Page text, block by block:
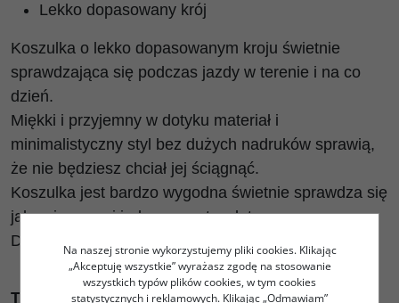
Lekko dopasowany krój
Koszulka o lekko dopasowanym kroju świetnie
sprawdzająca się podczas jazdy w terenie i na co
dzień.
Miękki i przyjemny w dotyku materiał i
minimalistyczny styl bez dużych nadruków sprawią,
że nie będziesz chciał jej ściągnąć.
Koszulka jest bardzo wygodna świetnie sprawdza się
jako pierwsza i jedyna warstwa latem.
Dodatkowe perforacje zapewniają przewiewność.
TEN MODEL JEST DLA CIEBIE JEŚLI:
Na naszej stronie wykorzystujemy pliki cookies. Klikając
„Akceptuję wszystkie” wyrażasz zgodę na stosowanie
wszystkich typów plików cookies, w tym cookies
statystycznych i reklamowych. Klikając „Odmawiam”